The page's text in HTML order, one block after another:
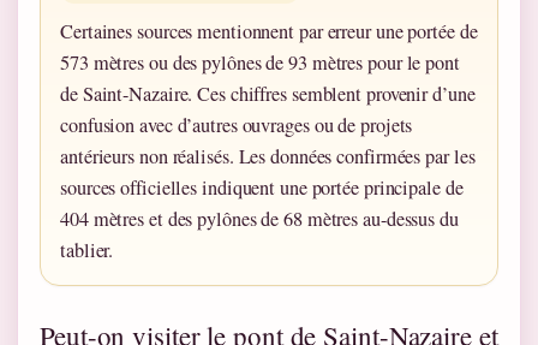
Certaines sources mentionnent par erreur une portée de
573 mètres ou des pylônes de 93 mètres pour le pont
de Saint-Nazaire. Ces chiffres semblent provenir d’une
confusion avec d’autres ouvrages ou de projets
antérieurs non réalisés. Les données confirmées par les
sources officielles indiquent une portée principale de
404 mètres et des pylônes de 68 mètres au-dessus du
tablier.
Peut-on visiter le pont de Saint-Nazaire et